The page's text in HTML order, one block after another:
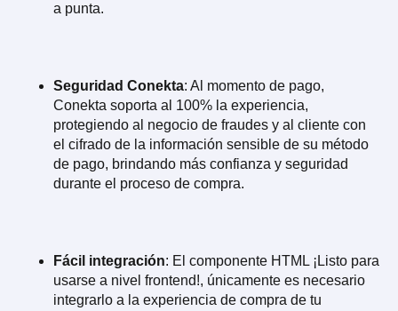
a punta.
Seguridad Conekta: Al momento de pago,
Conekta soporta al 100% la experiencia,
protegiendo al negocio de fraudes y al cliente con
el cifrado de la información sensible de su método
de pago, brindando más confianza y seguridad
durante el proceso de compra.
Fácil integración: El componente HTML ¡Listo para
usarse a nivel frontend!, únicamente es necesario
integrarlo a la experiencia de compra de tu